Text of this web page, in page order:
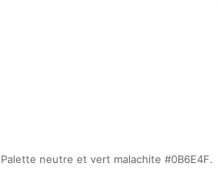
Palette neutre et vert malachite #0B6E4F.